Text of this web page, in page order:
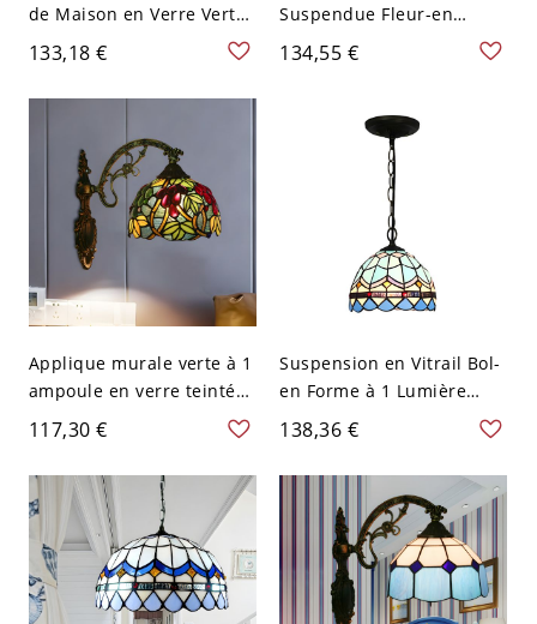
de Maison en Verre Vert
Applique à 1 Tête avec
Plaque Arrière Rectangle -
Vert 110 V-120 V
133,18 €
Suspendue Fleur-en
Forme Suspension en
Vitrail pour Restaurant -
134,55 €
Applique murale verte à 1
ampoule en verre teinté
fait main avec abat-jour
en dôme Tiffany raisin
117,30 €
Suspension en Vitrail Bol-
en Forme à 1 Lumière
Lampe Suspendue Style
Tiffany - 110 V-120 V Bleu
20,32 cm
138,36 €